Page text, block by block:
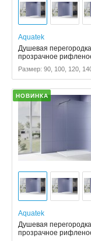
Aquatek
Душевая
прозрачное
Размер: 90, 100, 120,
НОВИНКА
Aquatek
Душевая
прозрачное